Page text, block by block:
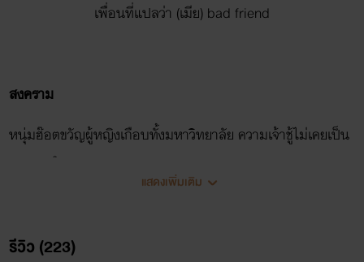
เพื่อนที่แปลว่า (เมีย) bad friend
สงคราม
หนุ่มฮ๊อตขวัญผู้หญิงเกือบทั้งมหาวิทยาลัย ความเจ้าชู้ไม่เคยเป็น
สองลองใคร
เส้นด้าย
แสดงเพิ่มเติม
รีวิว (223)